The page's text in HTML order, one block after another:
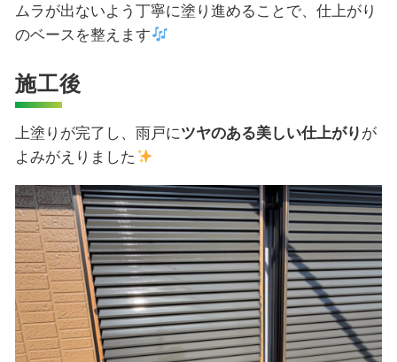
ムラが出ないよう丁寧に塗り進めることで、仕上がり
のベースを整えます
施工後
上塗りが完了し、雨戸にツヤのある美しい仕上がり が
よみがえりました